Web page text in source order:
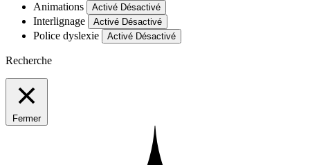
Animations Activé Désactivé
Interlignage Activé Désactivé
Police dyslexie Activé Désactivé
Recherche
Fermer